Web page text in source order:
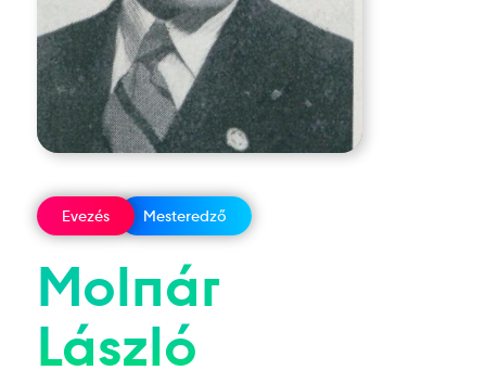
Evezés Mesteredző
Molnár
László